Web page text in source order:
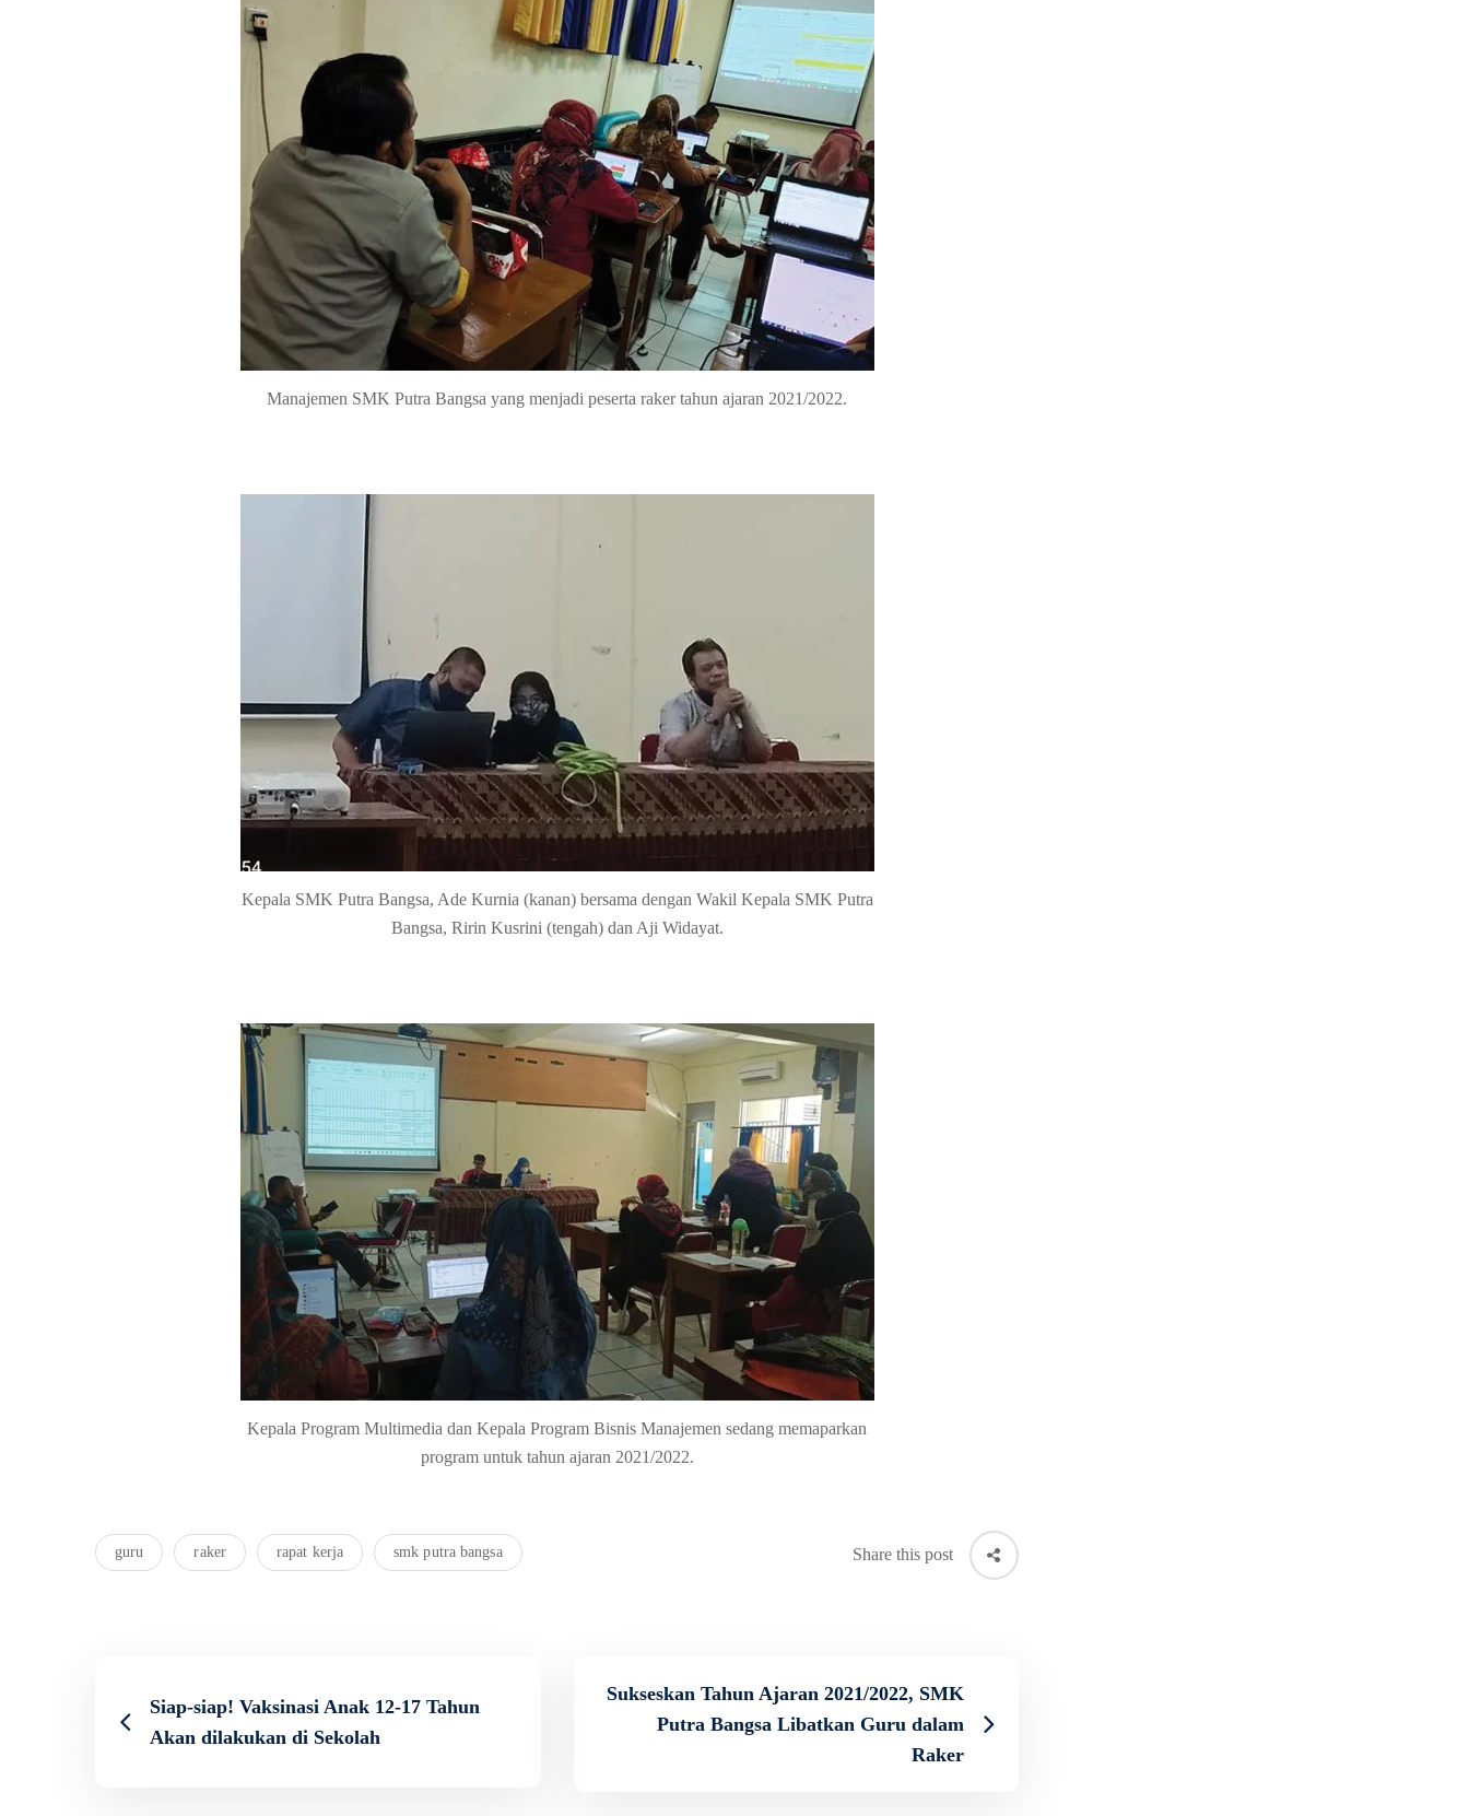
Manajemen SMK Putra Bangsa yang menjadi peserta raker tahun ajaran 2021/2022.
Kepala SMK Putra Bangsa, Ade Kurnia (kanan) bersama dengan Wakil Kepala SMK Putra
Bangsa, Ririn Kusrini (tengah) dan Aji Widayat.
Kepala Program Multimedia dan Kepala Program Bisnis Manajemen sedang memaparkan
program untuk tahun ajaran 2021/2022.
guru raker rapat kerja smk putra bangsa Share this post
Siap-siap! Vaksinasi Anak 12-17 Tahun
Akan dilakukan di Sekolah
Sukseskan Tahun Ajaran 2021/2022, SMK
Putra Bangsa Libatkan Guru dalam
Raker